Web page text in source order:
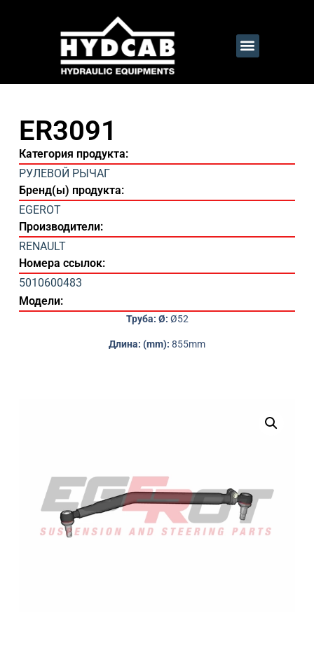
ER3091
Категория продукта:
РУЛЕВОЙ РЫЧАГ
Бренд(ы) продукта:
EGEROT
Производители:
RENAULT
Номера ссылок:
5010600483
Модели:
Труба: Ø: Ø52
Длина: (mm): 855mm